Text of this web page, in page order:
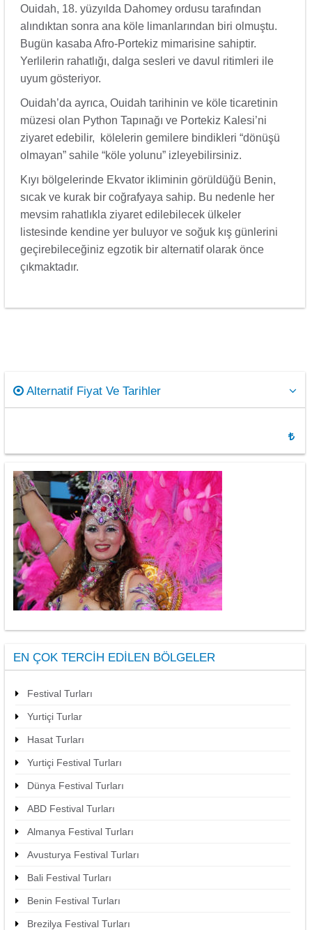
Ouidah, 18. yüzyılda Dahomey ordusu tarafından
alındıktan sonra ana köle limanlarından biri olmuştu.
Bugün kasaba Afro-Portekiz mimarisine sahiptir.
Yerlilerin rahatlığı, dalga sesleri ve davul ritimleri ile
uyum gösteriyor.
Ouidah’da ayrıca, Ouidah tarihinin ve köle ticaretinin
müzesi olan Python Tapınağı ve Portekiz Kalesi’ni
ziyaret edebilir, kölelerin gemilere bindikleri “dönüşü
olmayan” sahile “köle yolunu” izleyebilirsiniz.
Kıyı bölgelerinde Ekvator ikliminin görüldüğü Benin,
sıcak ve kurak bir coğrafyaya sahip. Bu nedenle her
mevsim rahatlıkla ziyaret edilebilecek ülkeler
listesinde kendine yer buluyor ve soğuk kış günlerini
geçirebileceğiniz egzotik bir alternatif olarak önce
çıkmaktadır.
Alternatif Fiyat Ve Tarihler
EN ÇOK TERCIH EDILEN BÖLGELER
Festival Turları
Yurtiçi Turlar
Hasat Turları
Yurtiçi Festival Turları
Dünya Festival Turları
ABD Festival Turları
Almanya Festival Turları
Avusturya Festival Turları
Bali Festival Turları
Benin Festival Turları
Brezilya Festival Turları